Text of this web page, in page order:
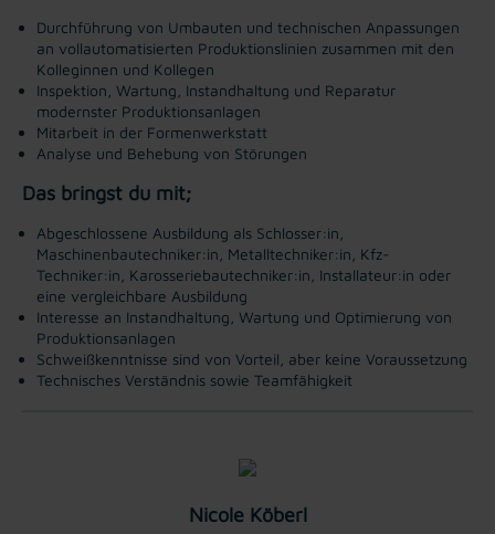
Durchführung von Umbauten und technischen Anpassungen
an vollautomatisierten Produktionslinien zusammen mit den
Kolleginnen und Kollegen
Inspektion, Wartung, Instandhaltung und Reparatur
modernster Produktionsanlagen
Mitarbeit in der Formenwerkstatt
Analyse und Behebung von Störungen
Das bringst du mit;
Abgeschlossene Ausbildung als Schlosser:in,
Maschinenbautechniker:in, Metalltechniker:in, Kfz-
Techniker:in, Karosseriebautechniker:in, Installateur:in oder
eine vergleichbare Ausbildung
Interesse an Instandhaltung, Wartung und Optimierung von
Produktionsanlagen
Schweißkenntnisse sind von Vorteil, aber keine Voraussetzung
Technisches Verständnis sowie Teamfähigkeit
Nicole Köberl